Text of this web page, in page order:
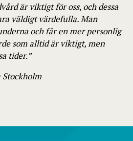
är viktigt för oss, och dessa
väldigt värdefulla. Man
och får en mer personlig
som alltid är viktigt, men
tider.”
Stockholm